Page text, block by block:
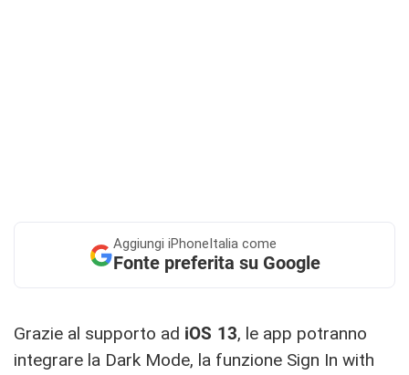
Aggiungi iPhoneItalia come
Fonte preferita su Google
Grazie al supporto ad iOS 13, le app potranno
integrare la Dark Mode, la funzione Sign In with